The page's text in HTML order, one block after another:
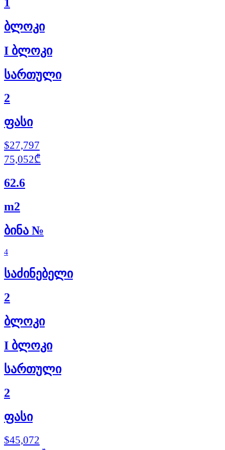
ბლოკი
I ბლოკი
სართული
2
ფასი
$27,797
75,052₾
62.6
m2
ბინა №
4
საძინებელი
2
ბლოკი
I ბლოკი
სართული
2
ფასი
$45,072